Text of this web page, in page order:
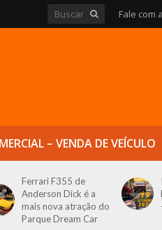
Fale com
– VENDA DE VEÍCULO
Ferrari F355 de
Anderson Dick é a
mais nova atração do
Parque Dream Car